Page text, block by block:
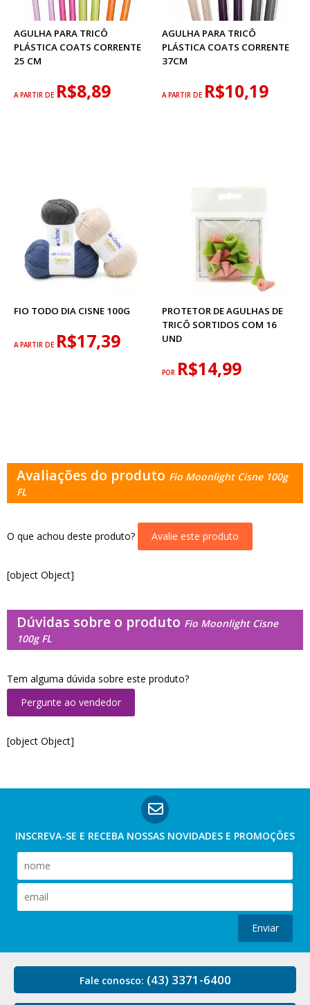
AGULHA PARA TRICÔ
PLÁSTICA COATS CORRENTE
25 CM
A PARTIR DE R$8,89
AGULHA PARA TRICÔ
PLÁSTICA COATS CORRENTE
37CM
A PARTIR DE R$10,19
FIO TODO DIA CISNE 100G
A PARTIR DE R$17,39
PROTETOR DE AGULHAS DE
TRICÔ SORTIDOS COM 16
UND
POR R$14,99
Avaliações do produto Fio Moonlight Cisne 100g
FL
O que achou deste produto? Avalie este produto
[object Object]
Dúvidas sobre o produto Fio Moonlight Cisne
100g FL
Tem alguma dúvida sobre este produto?
Pergunte ao vendedor
[object Object]
INSCREVA-SE E RECEBA NOSSAS NOVIDADES E PROMOÇÕES
Enviar
Fale conosco: (43) 3371-6400